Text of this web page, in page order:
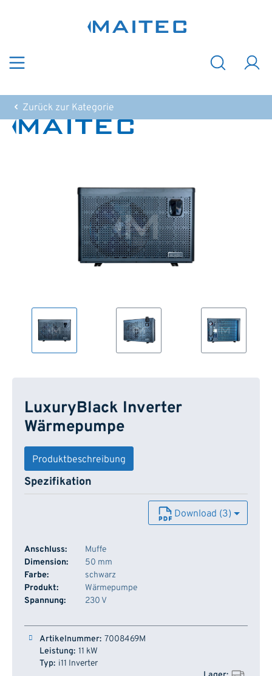
Zurück zur Kategorie
LuxuryBlack Inverter
Wärmepumpe
Produktbeschreibung
Spezifikation
Download (3)
Anschluss:
Muffe
Dimension:
50 mm
Farbe:
schwarz
Produkt:
Wärmepumpe
Spannung:
230 V
Artikelnummer Leistung
7008469M
11 kW
i11 Inverter